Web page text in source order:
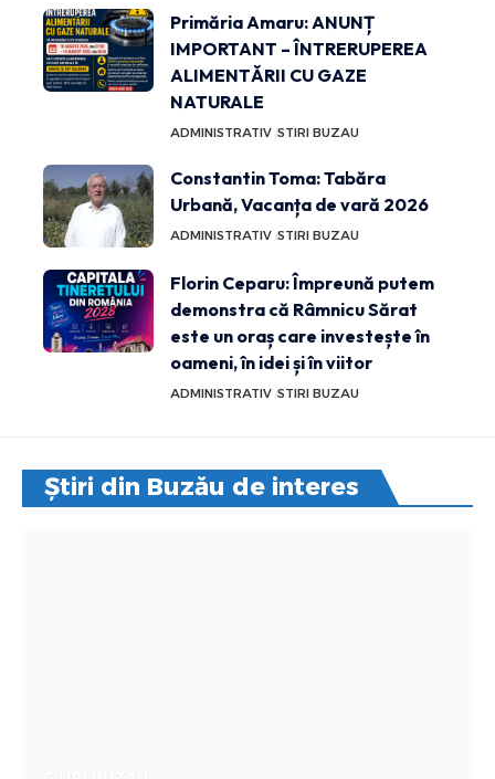
Primăria Amaru: ANUNȚ
IMPORTANT – ÎNTRERUPEREA
ALIMENTĂRII CU GAZE
NATURALE
ADMINISTRATIV STIRI BUZAU
Constantin Toma: Tabăra
Urbană, Vacanța de vară 2026
ADMINISTRATIV STIRI BUZAU
Florin Ceparu: Împreună putem
demonstra că Râmnicu Sărat
este un oraș care investește în
oameni, în idei și în viitor
ADMINISTRATIV STIRI BUZAU
Știri din Buzău de interes